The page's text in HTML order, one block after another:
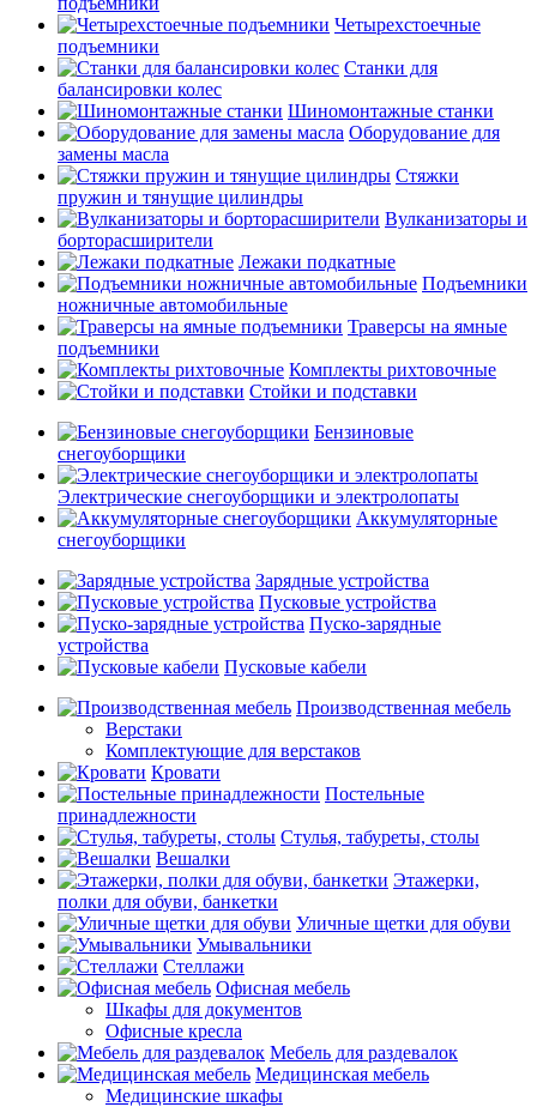
Четырехстоечные
подъемники
Станки для
балансировки колес
Шиномонтажные станки
Оборудование для
замены масла
Стяжки
пружин и тянущие цилиндры
Вулканизаторы и
борторасширители
Лежаки подкатные
Подъемники
ножничные автомобильные
Траверсы на ямные
подъемники
Комплекты рихтовочные
Стойки и подставки
Бензиновые
снегоуборщики
Электрические снегоуборщики и электролопаты
Аккумуляторные
снегоуборщики
Зарядные устройства
Пусковые устройства
Пуско-зарядные
устройства
Пусковые кабели
Производственная мебель
Верстаки
Комплектующие для верстаков
Кровати
Постельные
принадлежности
Стулья, табуреты, столы
Вешалки
Этажерки,
полки для обуви, банкетки
Уличные щетки для обуви
Умывальники
Стеллажи
Офисная мебель
Шкафы для документов
Офисные кресла
Мебель для раздевалок
Медицинская мебель
Медицинские шкафы